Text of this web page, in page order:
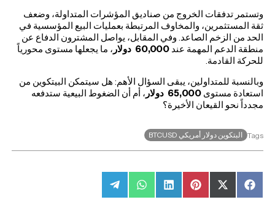
وتستمر تدفقات الخروج من صناديق المؤشرات المتداولة، وضعف
ثقة المستثمرين، والمخاوف المرتبطة بعمليات البيع المؤسسية في
الحد من الزخم الصاعد. وفي المقابل، يواصل المشترون الدفاع عن
منطقة الدعم المهمة عند60,000 دولار ، ما يجعلها مستوى محورياً
للحركة القادمة.
وبالنسبة للمتداولين، يبقى السؤال الأهم: هل سيتمكن البيتكوين من
استعادة مستوى65,000 دولار ، أم أن الضغوط البيعية ستدفعه
مجدداً نحو القيعان الأخيرة؟
Tags البتكوين دولار أمريكي BTCUSD
Share
on
Share
on
Share
on
Share
on
Share
on
Share
on